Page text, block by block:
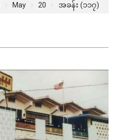
May 20 အခန်း (၁၁၇)